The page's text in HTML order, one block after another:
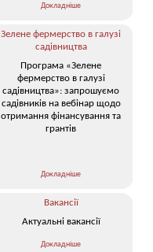
Докладніше
Зелене фермерство в галузі
садівництва
Програма «Зелене
фермерство в галузі
садівництва»: запрошуємо
садівників на вебінар щодо
отримання фінансування та
грантів
Докладніше
Вакансії
Актуальні вакансії
Докладніше